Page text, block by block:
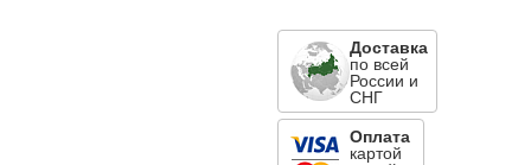
Доставка
по всей
России и
СНГ
Оплата
картой